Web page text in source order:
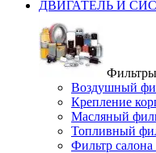
ДВИГАТЕЛЬ И
Фильтры
Воздушный
Крепление
Масляный
Топливный
Фильтр